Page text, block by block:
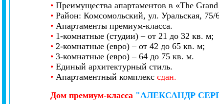
• Преимущества апартаментов в «The
• Район: Комсомольский, ул. Уральская, 75/
• Апартаменты премиум-класса.
• 1-комнатные (студии) – от 21 до 32 кв. м;
• 2-комнатные (евро) – от 42 до 65 кв. м;
• 3-комнатные (евро) – 64 до 75 кв. м.
• Единый архитектурный стиль.
• Апартаментный комплекс сдан.
Дом премиум-класса "АЛЕКСАНДР